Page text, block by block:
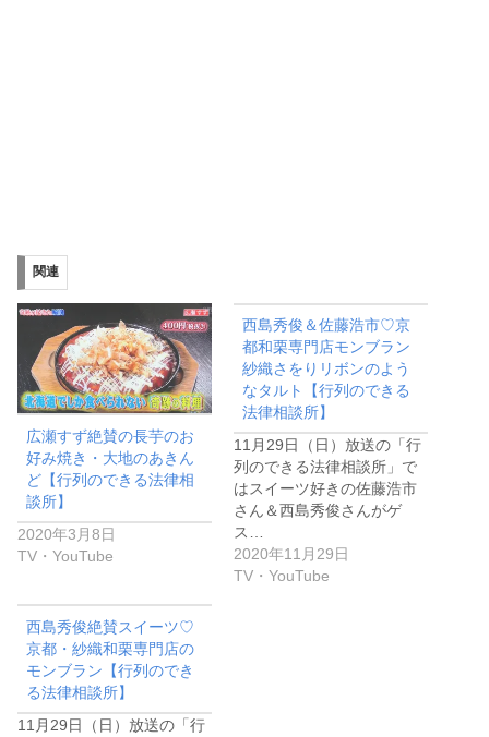
関連
広瀬すず絶賛の長芋のお
好み焼き・大地のあきん
ど【行列のできる法律相
談所】
2020年3月8日
TV・YouTube
西島秀俊＆佐藤浩市♡京
都和栗専門店モンブラン
紗織さをりリボンのよう
なタルト【行列のできる
法律相談所】
11月29日（日）放送の「行
列のできる法律相談所」で
はスイーツ好きの佐藤浩市
さん＆西島秀俊さんがゲ
ス…
2020年11月29日
TV・YouTube
西島秀俊絶賛スイーツ♡
京都・紗織和栗専門店の
モンブラン【行列のでき
る法律相談所】
11月29日（日）放送の「行